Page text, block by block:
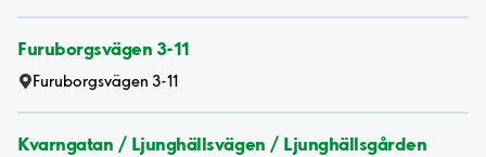
Furuborgsvägen 3-11
Furuborgsvägen 3-11
Kvarngatan / Ljunghällsvägen / Ljunghällsgården